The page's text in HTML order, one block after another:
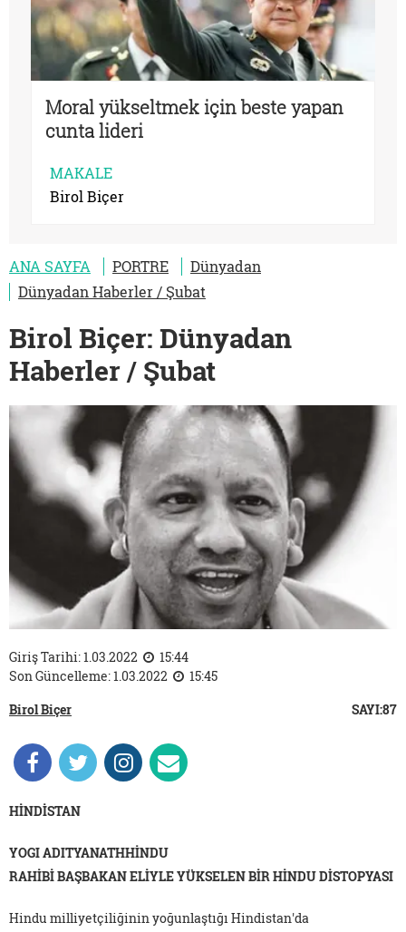
Moral yükseltmek için beste yapan
cunta lideri
MAKALE
Birol Biçer
ANA SAYFA PORTRE
Dünyadan
Dünyadan Haberler / Şubat
Birol Biçer: Dünyadan
Haberler / Şubat
Giriş Tarihi: 1.03.2022
15:44
Son Güncelleme: 1.03.2022
15:45
Birol Biçer
SAYI:87
HİNDİSTAN
YOGI ADITYANATHHİNDU
RAHİBİ BAŞBAKAN ELİYLE YÜKSELEN BİR HİNDU DİSTOPYASI
Hindu milliyetçiliğinin yoğunlaştığı Hindistan'da